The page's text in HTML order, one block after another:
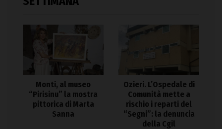
Monti, al museo
“Pirisinu” la mostra
pittorica di Marta
Sanna
Ozieri. L’Ospedale di
Comunità mette a
rischio i reparti del
“Segni”: la denuncia
della Cgil